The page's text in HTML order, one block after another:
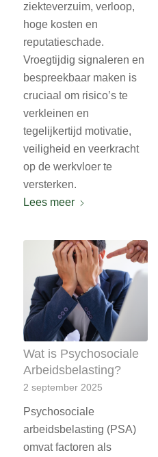
ziekteverzuim, verloop,
hoge kosten en
reputatieschade.
Vroegtijdig signaleren en
bespreekbaar maken is
cruciaal om risico’s te
verkleinen en
tegelijkertijd motivatie,
veiligheid en veerkracht
op de werkvloer te
versterken.
Lees meer
Wat is Psychosociale
Arbeidsbelasting?
2 september 2025
Psychosociale
arbeidsbelasting (PSA)
omvat factoren als